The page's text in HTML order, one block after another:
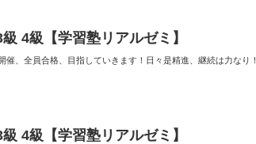
4級【学習塾リアルゼミ】
催、全員合格、目指していきます！日々是精進、継続は力なり！
4級【学習塾リアルゼミ】